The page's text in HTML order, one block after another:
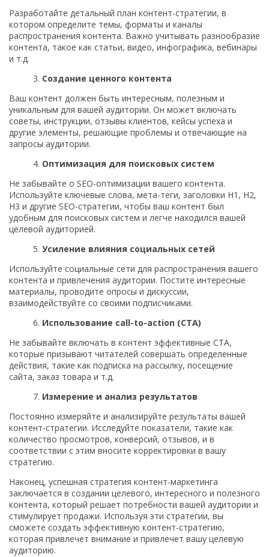
Разработайте детальный план контент-стратегии, в
котором определите темы, форматы и каналы
распространения контента. Важно учитывать разнообразие
контента, такое как статьи, видео, инфографика, вебинары
и т.д.
Создание ценного контента
Ваш контент должен быть интересным, полезным и
уникальным для вашей аудитории. Он может включать
советы, инструкции, отзывы клиентов, кейсы успеха и
другие элементы, решающие проблемы и отвечающие на
запросы аудитории.
Оптимизация для поисковых систем
Не забывайте о SEO-оптимизации вашего контента.
Используйте ключевые слова, мета-теги, заголовки H1, H2,
H3 и другие SEO-стратегии, чтобы ваш контент был
удобным для поисковых систем и легче находился вашей
целевой аудиторией.
Усиление влияния социальных сетей
Используйте социальные сети для распространения вашего
контента и привлечения аудитории. Постите интересные
материалы, проводите опросы и дискуссии,
взаимодействуйте со своими подписчиками.
Использование call-to-action (CTA)
Не забывайте включать в контент эффективные CTA,
которые призывают читателей совершать определенные
действия, такие как подписка на рассылку, посещение
сайта, заказ товара и т.д.
Измерение и анализ результатов
Постоянно измеряйте и анализируйте результаты вашей
контент-стратегии. Исследуйте показатели, такие как
количество просмотров, конверсий, отзывов, и в
соответствии с этим вносите корректировки в вашу
стратегию.
Наконец, успешная стратегия контент-маркетинга
заключается в создании целевого, интересного и полезного
контента, который решает потребности вашей аудитории и
стимулирует продажи. Используя эти стратегии, вы
сможете создать эффективную контент-стратегию,
которая привлечет внимание и привлечет вашу целевую
аудиторию.